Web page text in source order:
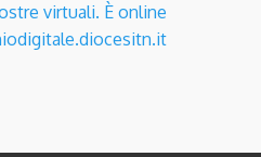
virtuali. È online